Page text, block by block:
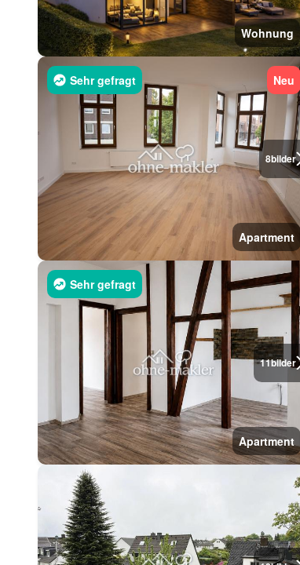
Wohnung
8bilder
Sehr gefragt Neu
Apartment
11bilder
Sehr gefragt
Apartment